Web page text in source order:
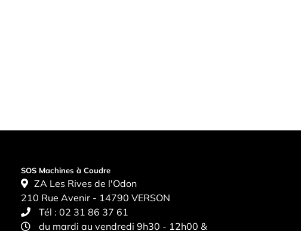
SOS Machines à Coudre
ZA Les Rives de l'Odon
210 Rue Avenir - 14790 VERSON
Tél :02 31 86 37 61
du mardi au vendredi 9h30 - 12h00 &